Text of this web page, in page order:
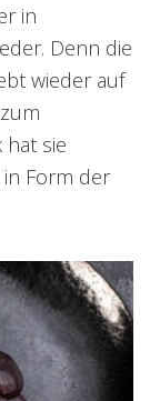
in
Denn die
wieder auf
hat sie
in Form der